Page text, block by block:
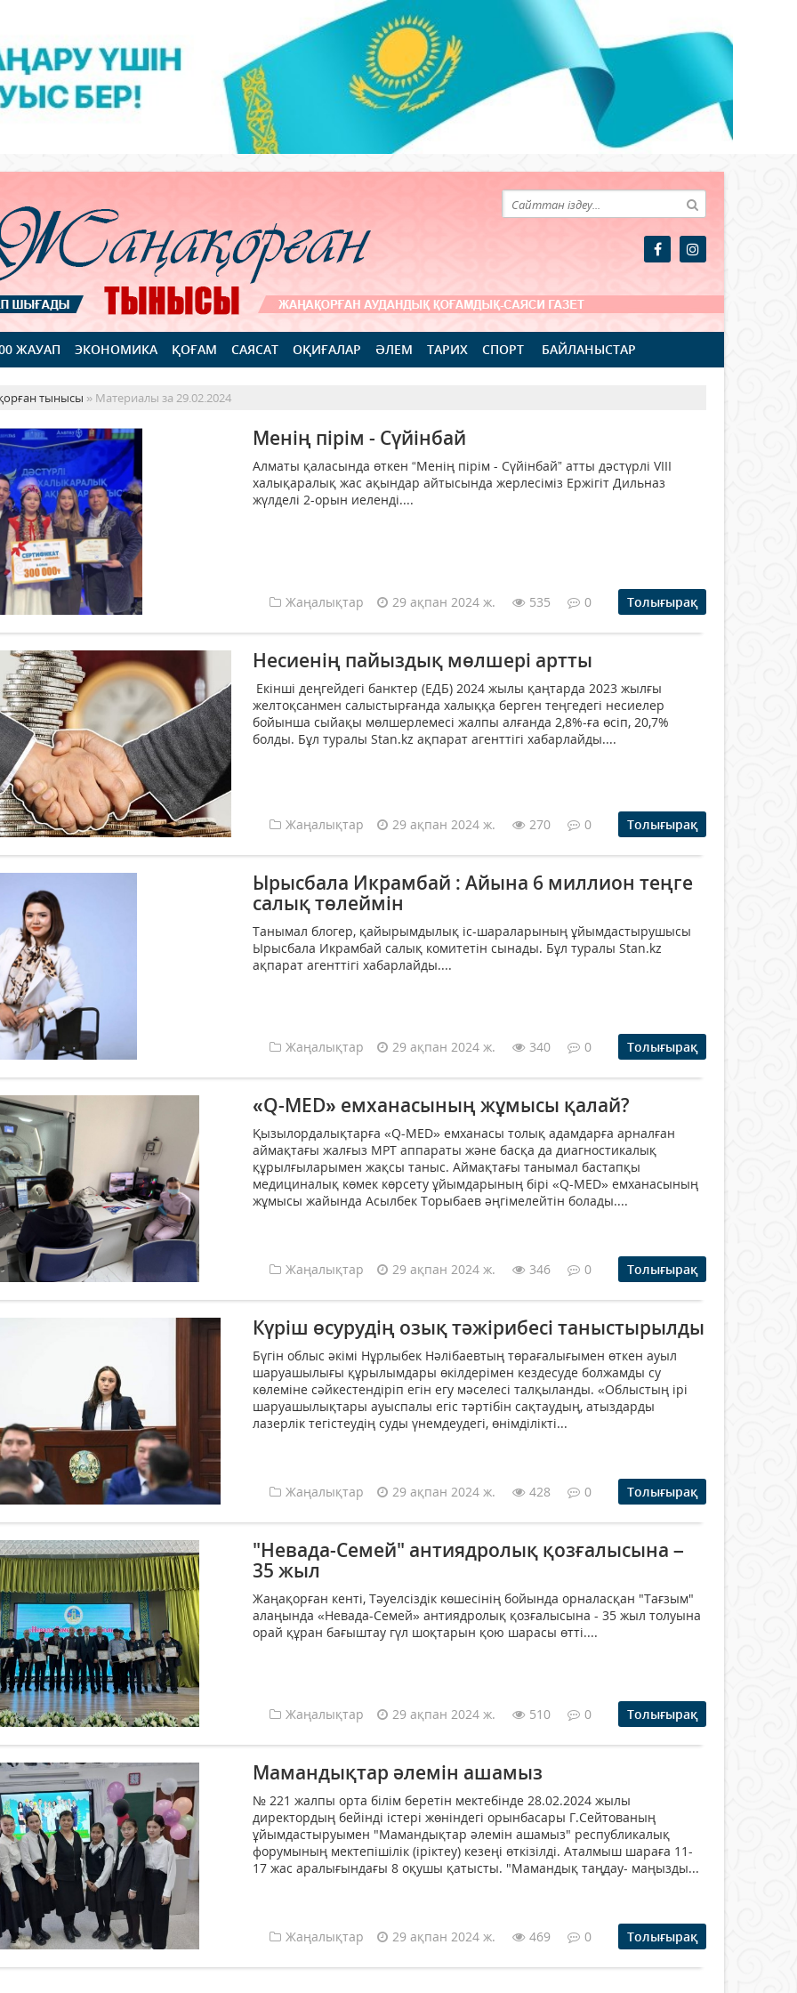
ЖАУАП ЭКОНОМИКА ҚОҒАМ САЯСАТ ОҚИҒАЛАР ӘЛЕМ ТАРИХ СПОРТ БАЙЛАНЫСТАР
тынысы » Материалы за 29.02.2024
Менің пірім - Сүйінбай
Алматы қаласында өткен “Менің пірім - Сүйінбай” атты дәстүрлі VIII
халықаралық жас ақындар айтысында жерлесіміз Ержігіт Дильназ
жүлделі 2-орын иеленді....
Жаңалықтар 29 ақпан 2024 ж. 535 0 Толығырақ
Несиенің пайыздық мөлшері артты
Екінші деңгейдегі банктер (ЕДБ) 2024 жылы қаңтарда 2023 жылғы
желтоқсанмен салыстырғанда халыққа берген теңгедегі несиелер
бойынша сыйақы мөлшерлемесі жалпы алғанда 2,8%-ға өсіп, 20,7%
болды. Бұл туралы Stan.kz ақпарат агенттігі хабарлайды....
Жаңалықтар 29 ақпан 2024 ж. 270 0 Толығырақ
Ырысбала Икрамбай : Айына 6 миллион теңге
салық төлеймін
Танымал блогер, қайырымдылық іс-шараларының ұйымдастырушысы
Ырысбала Икрамбай салық комитетін сынады. Бұл туралы Stan.kz
ақпарат агенттігі хабарлайды....
Жаңалықтар 29 ақпан 2024 ж. 340 0 Толығырақ
«Q-MED» емханасының жұмысы қалай?
Қызылордалықтарға «Q-MED» емханасы толық адамдарға арналған
аймақтағы жалғыз МРТ аппараты және басқа да диагностикалық
құрылғыларымен жақсы таныс. Аймақтағы танымал бастапқы
медициналық көмек көрсету ұйымдарының бірі «Q-MED» емханасының
жұмысы жайында Асылбек Торыбаев әңгімелейтін болады....
Жаңалықтар 29 ақпан 2024 ж. 346 0 Толығырақ
Күріш өсурудің озық тәжірибесі таныстырылды
Бүгін облыс әкімі Нұрлыбек Нәлібаевтың төрағалығымен өткен ауыл
шаруашылығы құрылымдары өкілдерімен кездесуде болжамды су
көлеміне сәйкестендіріп егін егу мәселесі талқыланды. «Облыстың ірі
шаруашылықтары ауыспалы егіс тәртібін сақтаудың, атыздарды
лазерлік тегістеудің суды үнемдеудегі, өнімділікті...
Жаңалықтар 29 ақпан 2024 ж. 428 0 Толығырақ
"Невада-Семей" антиядролық қозғалысына –
35 жыл
Жаңақорған кенті, Тәуелсіздік көшесінің бойында орналасқан "Тағзым"
алаңында «Невада-Семей» антиядролық қозғалысына - 35 жыл толуына
орай құран бағыштау гүл шоқтарын қою шарасы өтті....
Жаңалықтар 29 ақпан 2024 ж. 510 0 Толығырақ
Мамандықтар әлемін ашамыз
№ 221 жалпы орта білім беретін мектебінде 28.02.2024 жылы
директордың бейінді істері жөніндегі орынбасары Г.Сейтованың
ұйымдастыруымен "Мамандықтар әлемін ашамыз" республикалық
форумының мектепішілік (іріктеу) кезеңі өткізілді. Аталмыш шараға 11-
17 жас аралығындағы 8 оқушы қатысты. "Мамандық таңдау- маңызды...
Жаңалықтар 29 ақпан 2024 ж. 469 0 Толығырақ